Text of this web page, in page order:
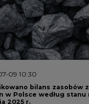
08 07:00
raport "Bezpieczniej i
na ratunek